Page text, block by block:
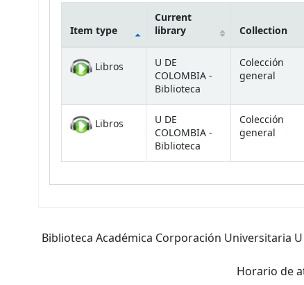
Holdings
Item type
Current
library
Collection
Libros
U DE
COLOMBIA -
Biblioteca
Colección
general
Libros
U DE
COLOMBIA -
Biblioteca
Colección
general
Biblioteca Académica Corporación Universitaria
Horario de